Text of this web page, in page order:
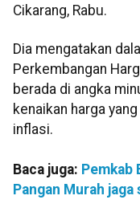
Cikarang, Rabu.
Dia mengatakan
Perkembangan
berada di angka
kenaikan harga
inflasi.
Baca juga: Pemkab
Pangan Murah